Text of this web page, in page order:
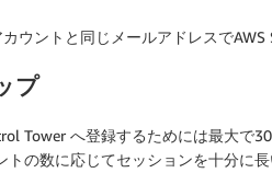
ウントと同じメールアドレスでAWS
プ
Tower へ登録するためには最大で
トの数に応じてセッションを十分に